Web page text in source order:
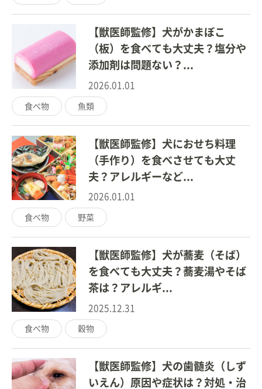
【獣医師監修】犬がかまぼこ
（板）を食べても大丈夫？塩分や
添加剤は問題ない？...
2026.01.01
食べ物 魚類
【獣医師監修】犬におせち料理
（手作り）を食べさせても大丈
夫？アレルギーなど...
2026.01.01
食べ物 野菜
【獣医師監修】犬が蕎麦（そば）
を食べても大丈夫？蕎麦湯やそば
茶は？アレルギ...
2025.12.31
食べ物 穀物
【獣医師監修】犬の歯髄炎（しず
いえん）原因や症状は？対処・治